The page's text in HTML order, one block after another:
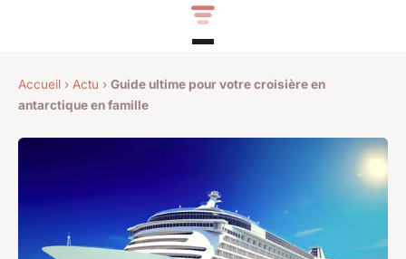
Accueil › Actu › Guide ultime pour votre croisière en
antarctique en famille